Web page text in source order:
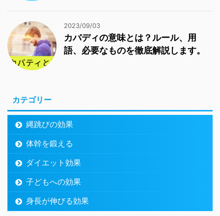
2023/09/03
カバディの意味とは？ルール、用
語、必要なものを徹底解説します。
カテゴリー
縄跳びの効果
体幹を鍛える
ダイエット効果
子どもへの効果
身長が伸びる効果